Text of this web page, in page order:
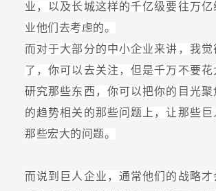
业，以及长城这样的千亿级要往万亿
业他们去考虑的。
而对于大部分的中小企业来讲，我觉
了，你可以去关注，但是千万不要花
研究那些东西，你可以把你的目光聚
的趋势相关的那些问题上，让那些巨
那些宏大的问题。
而说到巨人企业，通常他们的战略才